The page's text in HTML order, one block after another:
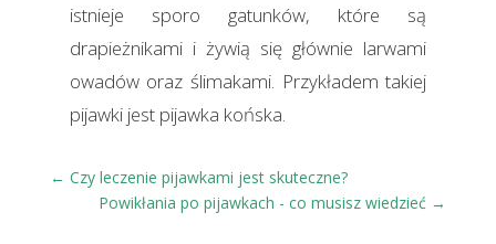
istnieje sporo gatunków, które są
drapieżnikami i żywią się głównie larwami
owadów oraz ślimakami. Przykładem takiej
pijawki jest pijawka końska.
← Czy leczenie pijawkami jest skuteczne?
Powikłania po pijawkach - co musisz wiedzieć →